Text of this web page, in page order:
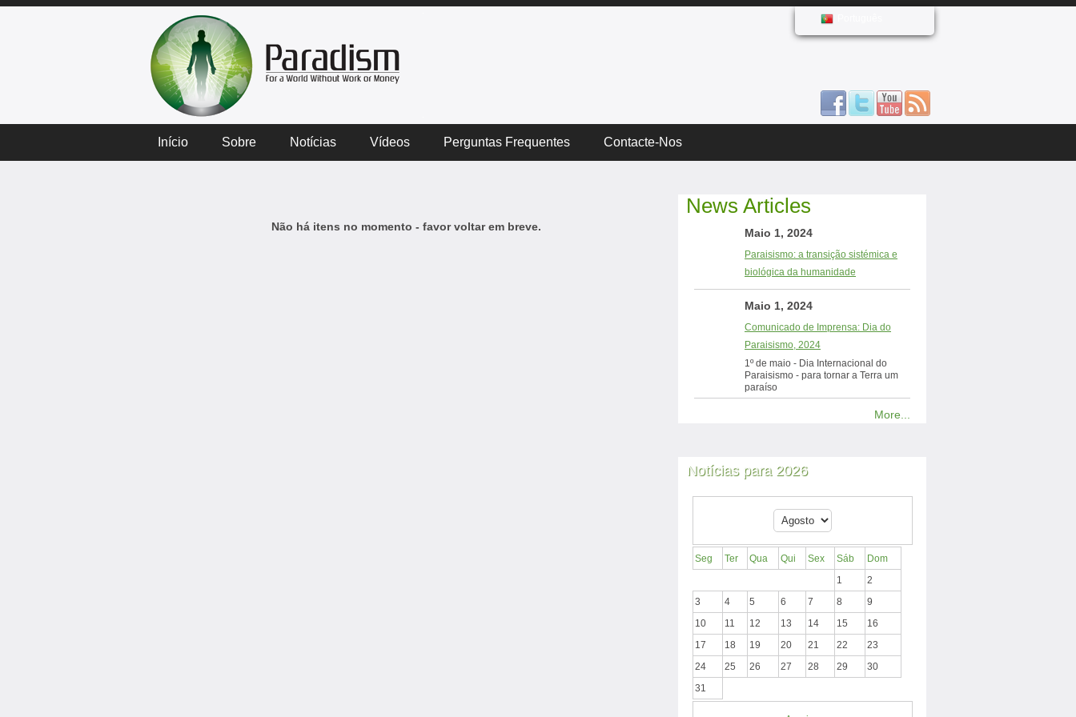
Início Sobre Notícias Vídeos Perguntas Frequentes Contacte-Nos
Não há itens no momento - favor voltar em breve.
News Articles
Maio 1, 2024
Paraisismo: a transição sistémica e
biológica da humanidade
Maio 1, 2024
Comunicado de Imprensa: Dia do
Paraisismo, 2024
1º de maio - Dia Internacional do
Paraisismo - para tornar a Terra um
paraíso
More...
Notícias para 2026
Seg Ter Qua Qui Sex Sáb
Dom
1
2
3
4 5 6 7 8
9
10
11 12 13 14 15
16
17
18 19 20 21 22
23
24
25 26 27 28 29
30
31